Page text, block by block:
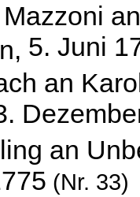
5. Juni
an
an
(Nr. 33)